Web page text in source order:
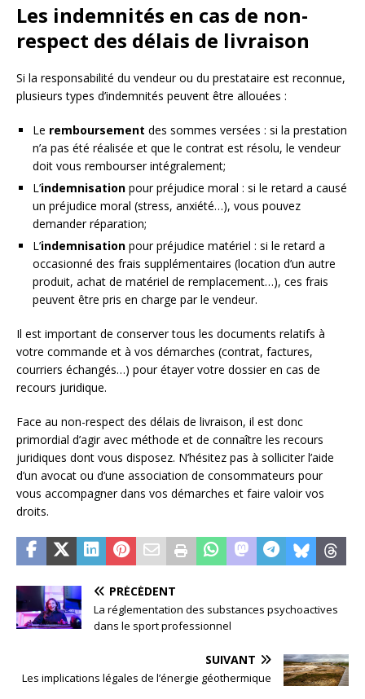
Les indemnités en cas de non-
respect des délais de livraison
Si la responsabilité du vendeur ou du prestataire est reconnue,
plusieurs types d’indemnités peuvent être allouées :
Le remboursement des sommes versées : si la prestation
n’a pas été réalisée et que le contrat est résolu, le vendeur
doit vous rembourser intégralement;
L’indemnisation pour préjudice moral : si le retard a causé
un préjudice moral (stress, anxiété…), vous pouvez
demander réparation;
L’indemnisation pour préjudice matériel : si le retard a
occasionné des frais supplémentaires (location d’un autre
produit, achat de matériel de remplacement…), ces frais
peuvent être pris en charge par le vendeur.
Il est important de conserver tous les documents relatifs à
votre commande et à vos démarches (contrat, factures,
courriers échangés…) pour étayer votre dossier en cas de
recours juridique.
Face au non-respect des délais de livraison, il est donc
primordial d’agir avec méthode et de connaître les recours
juridiques dont vous disposez. N’hésitez pas à solliciter l’aide
d’un avocat ou d’une association de consommateurs pour
vous accompagner dans vos démarches et faire valoir vos
droits.
PRÉCÉDENT
La réglementation des substances psychoactives
dans le sport professionnel
SUIVANT
Les implications légales de l’énergie géothermique